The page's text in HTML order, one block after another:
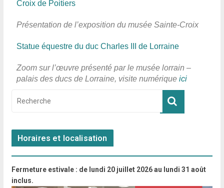
Croix de Poitiers
Présentation de l’exposition du musée Sainte-Croix
Statue équestre du duc Charles III de Lorraine
Zoom sur l’œuvre présenté par le musée lorrain –
palais des ducs de Lorraine, visite numérique ici
Horaires et localisation
Fermeture estivale : de lundi 20 juillet 2026 au lundi 31 août
inclus.